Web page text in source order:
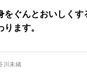
をぐんとおいしく
ます。
川未緒